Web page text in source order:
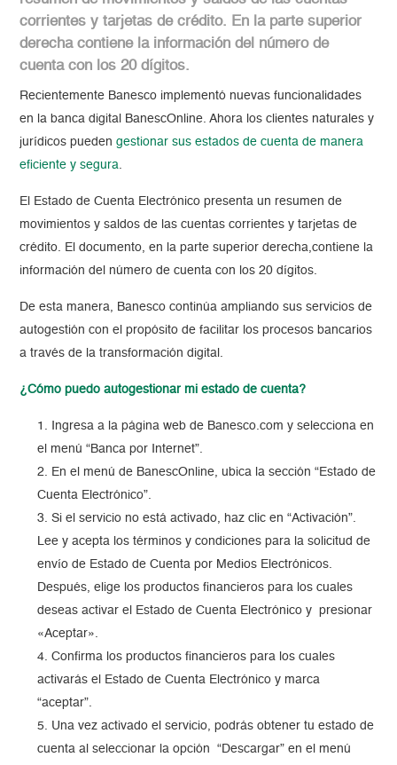
corrientes y tarjetas de crédito. En la parte superior
derecha contiene la información del número de
cuenta con los 20 dígitos.
Recientemente Banesco implementó nuevas funcionalidades
en la banca digital BanescOnline. Ahora los clientes naturales y
jurídicos puedengestionar sus estados de cuenta de manera
eficiente y segura.
El Estado de Cuenta Electrónico presenta un resumen de
movimientos y saldos de las cuentas corrientes y tarjetas de
crédito. El documento, en la parte superior derecha,contiene la
información del número de cuenta con los 20 dígitos.
De esta manera, Banesco continúa ampliando sus servicios de
autogestión con el propósito de facilitar los procesos bancarios
a través de la transformación digital.
¿Cómo puedo autogestionar mi estado de cuenta?
Ingresa a la página web de Banesco.com y selecciona en
el menú “Banca por Internet”.
En el menú de BanescOnline, ubica la sección “Estado de
Cuenta Electrónico”.
Si el servicio no está activado, haz clic en “Activación”.
Lee y acepta los términos y condiciones para la solicitud de
envío de Estado de Cuenta por Medios Electrónicos.
Después, elige los productos financieros para los cuales
deseas activar el Estado de Cuenta Electrónico y presionar
«Aceptar».
Confirma los productos financieros para los cuales
activarás el Estado de Cuenta Electrónico y marca
“aceptar”.
Una vez activado el servicio, podrás obtener tu estado de
cuenta al seleccionar la opción “Descargar” en el menú